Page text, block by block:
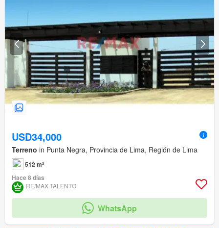
USD34,000
Terreno in Punta Negra, Provincia de Lima, Región de Lima
512 m²
Hace 8 días
RE/MAX TALENTO
WhatsApp